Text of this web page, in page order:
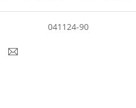
041124-90